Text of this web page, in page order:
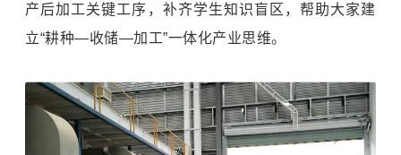
产后加工关键工序，补齐学生知识盲区，帮助大家建
立“耕种—收储—加工”一体化产业思维。